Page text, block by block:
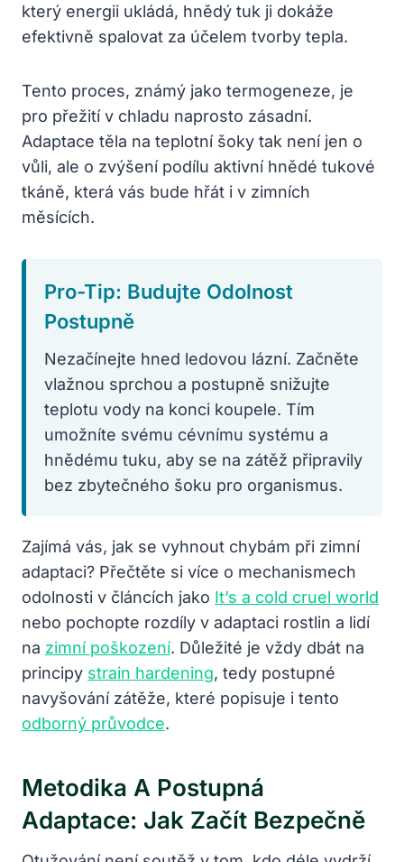
který energii ukládá, hnědý tuk ji dokáže
efektivně spalovat za účelem tvorby tepla.
Tento proces, známý jako termogeneze, je
pro přežití v chladu naprosto zásadní.
Adaptace těla na teplotní šoky tak není jen o
vůli, ale o zvýšení podílu aktivní hnědé tukové
tkáně, která vás bude hřát i v zimních
měsících.
Pro-Tip: Budujte Odolnost
Postupně
Nezačínejte hned ledovou lázní. Začněte
vlažnou sprchou a postupně snižujte
teplotu vody na konci koupele. Tím
umožníte svému cévnímu systému a
hnědému tuku, aby se na zátěž připravily
bez zbytečného šoku pro organismus.
Zajímá vás, jak se vyhnout chybám při zimní
adaptaci? Přečtěte si více o mechanismech
odolnosti v článcích jako It’s a cold cruel world
nebo pochopte rozdíly v adaptaci rostlin a lidí
na zimní poškození. Důležité je vždy dbát na
principy strain hardening, tedy postupné
navyšování zátěže, které popisuje i tento
odborný průvodce.
Metodika A Postupná
Adaptace: Jak Začít Bezpečně